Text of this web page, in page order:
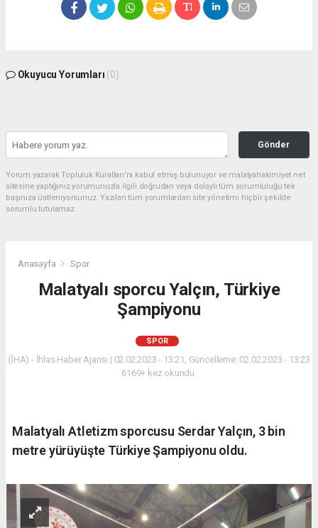
Okuyucu Yorumları (0)
Gönder
Yorum yazarak Topluluk Kuralları’nı kabul etmiş bulunuyor ve malatyahakimiyet.net
sitesine yaptığınız yorumunuzla ilgili doğrudan veya dolaylı tüm sorumluluğu tek
başınıza üstleniyorsunuz. Yazılan tüm yorumlardan site yönetimi hiçbir şekilde
sorumlu tutulamaz.
Anasayfa Spor
Malatyalı sporcu Yalçın, Türkiye
Şampiyonu
SPOR
(İHA) - İhlas Haber Ajansı | 02.02.2023 - 13:21, Güncelleme: 02.02.2023 - 13:23
6169+ kez okundu.
Malatyalı Atletizm sporcusu Serdar Yalçın, 3 bin
metre yürüyüşte Türkiye Şampiyonu oldu.